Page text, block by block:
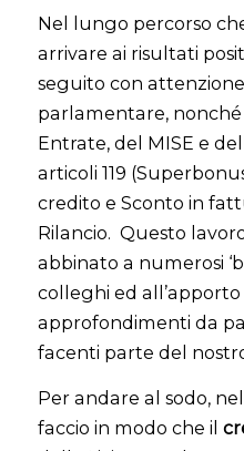
Nel lungo percorso
arrivare ai risultati
seguito con
parlamentare, nonché
Entrate, del MISE e
articoli 119
credito e Sconto in
Rilancio. Questo
abbinato a numerosi
colleghi ed all’apporto
approfondimenti da
facenti parte del
Per andare al sodo,
faccio in modo che il